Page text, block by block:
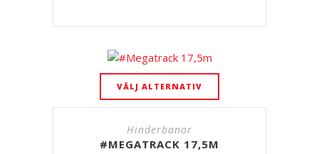
VÄLJ ALTERNATIV
Hinderbanor
#MEGATRACK 17,5M